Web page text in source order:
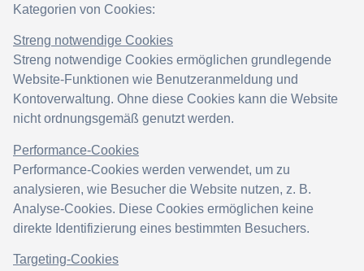
Kategorien von Cookies:
Streng notwendige Cookies
Streng notwendige Cookies ermöglichen grundlegende
Website-Funktionen wie Benutzeranmeldung und
Kontoverwaltung. Ohne diese Cookies kann die Website
nicht ordnungsgemäß genutzt werden.
Performance-Cookies
Performance-Cookies werden verwendet, um zu
analysieren, wie Besucher die Website nutzen, z. B.
Analyse-Cookies. Diese Cookies ermöglichen keine
direkte Identifizierung eines bestimmten Besuchers.
Targeting-Cookies